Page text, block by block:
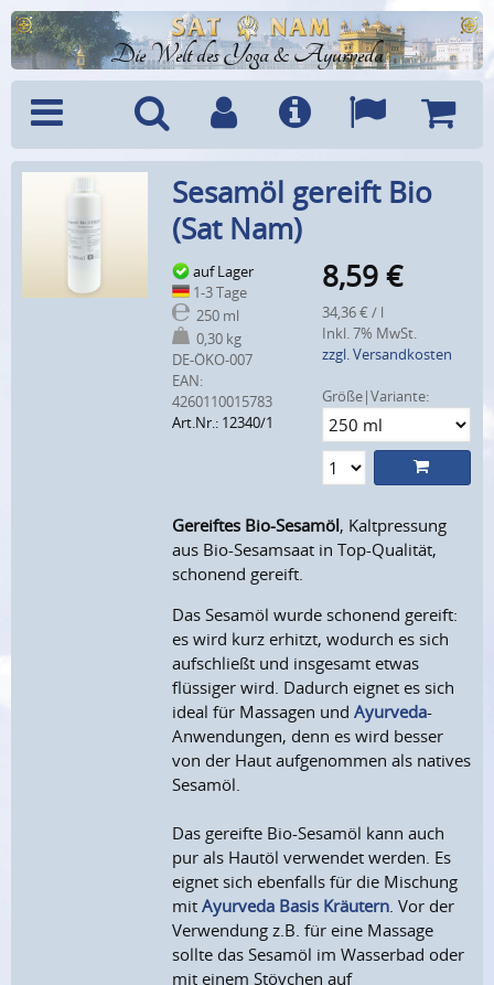
Die Welt des Yoga & Ayurveda
Menü SucheBenutzerkonto
Info Sprachen
Sesamöl gereift Bio
(Sat Nam)
auf Lager
1-3 Tage
250 ml
0,30 kg
DE-ÖKO-007
EAN:
4260110015783
Art.Nr.: 12340/1
8,59 €
34,36 € / l
Inkl. 7% MwSt.
zzgl. Versandkosten
Größe|Variante:
Gereiftes Bio-Sesamöl, Kaltpressung
aus Bio-Sesamsaat in Top-Qualität,
schonend gereift.
Das Sesamöl wurde schonend gereift:
es wird kurz erhitzt, wodurch es sich
aufschließt und insgesamt etwas
flüssiger wird. Dadurch eignet es sich
ideal für Massagen undAyurveda-
Anwendungen, denn es wird besser
von der Haut aufgenommen als natives
Sesamöl.
Das gereifte Bio-Sesamöl kann auch
pur als Hautöl verwendet werden. Es
eignet sich ebenfalls für die Mischung
mitAyurveda Basis Kräutern. Vor der
Verwendung z.B. für eine Massage
sollte das Sesamöl im Wasserbad oder
mit einem Stövchen auf